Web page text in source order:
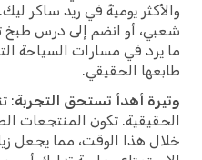
والأكثر يوميةً في ريد
شعبي، أو انضم إلى درس طبخ
ما يرد في مسارات السياحة
طابعها الحقيقي.
وتيرة أهدأ تستحق التجربة:
الحقيقية. تكون المنتجعات
خلال هذا الوقت، مما يجعل